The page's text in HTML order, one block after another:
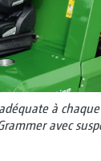
à
avec